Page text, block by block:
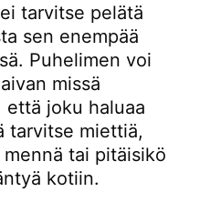
tarvitse pelätä
sen enempää
Puhelimen voi
missä
että joku haluaa
tarvitse miettiä,
tai pitäisikö
kotiin.